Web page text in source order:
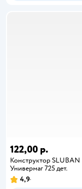
122,00 р.
Конструктор SLUBAN
Универмаг 725 дет.
4,9